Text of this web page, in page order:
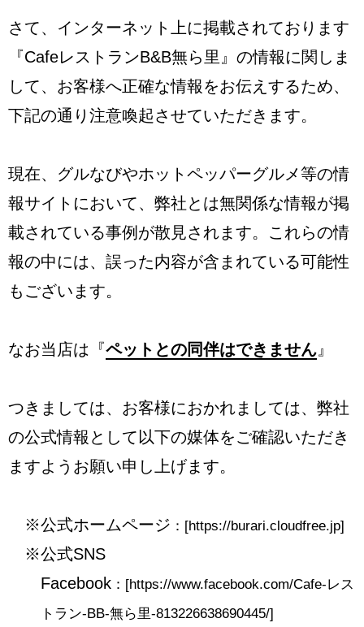
さて、インターネット上に掲載されております
『CafeレストランB&B無ら里』の情報に関しま
して、お客様へ正確な情報をお伝えするため、
下記の通り注意喚起させていただきます。
現在、グルなびやホットペッパーグルメ等の情
報サイトにおいて、弊社とは無関係な情報が掲
載されている事例が散見されます。これらの情
報の中には、誤った内容が含まれている可能性
もございます。
なお当店は『ペットとの同伴はできません 』
つきましては、お客様におかれましては、弊社
の公式情報として以下の媒体をご確認いただき
ますようお願い申し上げます。
公式ホームページ ：[https://burari.cloudfree.jp]
公式SNS
Facebook ：[https://www.facebook.com/Cafe-レス
トラン-BB-無ら里-813226638690445/]